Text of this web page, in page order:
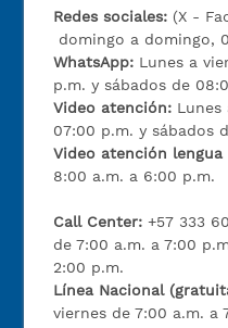
Redes sociales: (X -
domingo a domingo,
WhatsApp: Lunes a
p.m. y sábados de
Video atención: Lunes
07:00 p.m. y sábados
Video atención lengua
8:00 a.m. a 6:00 p.m.
Call Center:+57 333
de 7:00 a.m. a 7:00
2:00 p.m.
Línea Nacional
viernes de 7:00 a.m. a